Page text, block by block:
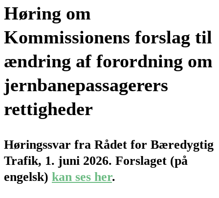
Høring om
Kommissionens forslag til
ændring af forordning om
jernbanepassagerers
rettigheder
Høringssvar fra Rådet for Bæredygtig
Trafik, 1. juni 2026. Forslaget (på
engelsk) kan ses her.